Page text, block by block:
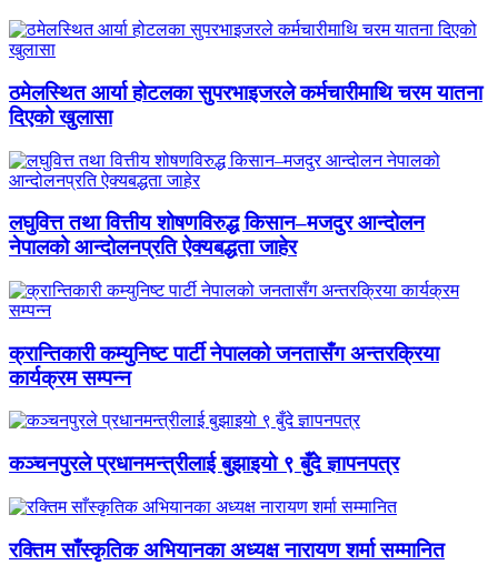
ठमेलस्थित आर्या होटलका सुपरभाइजरले कर्मचारीमाथि चरम यातना
दिएको खुलासा
लघुवित्त तथा वित्तीय शोषणविरुद्ध किसान–मजदुर आन्दोलन
नेपालको आन्दोलनप्रति ऐक्यबद्धता जाहेर
क्रान्तिकारी कम्युनिष्ट पार्टी नेपालको जनतासँग अन्तरक्रिया
कार्यक्रम सम्पन्न
कञ्चनपुरले प्रधानमन्त्रीलाई बुझाइयो ९ बुँदे ज्ञापनपत्र
रक्तिम साँस्कृतिक अभियानका अध्यक्ष नारायण शर्मा सम्मानित